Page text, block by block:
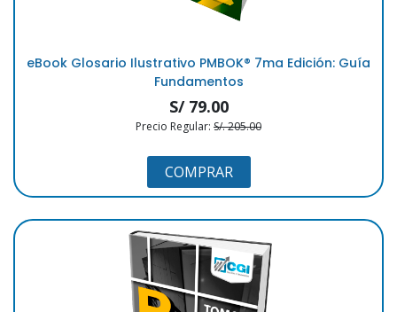
eBook Glosario Ilustrativo PMBOK®️ 7ma Edición: Guía
Fundamentos
S/ 79.00
Precio Regular: S/. 205.00
COMPRAR